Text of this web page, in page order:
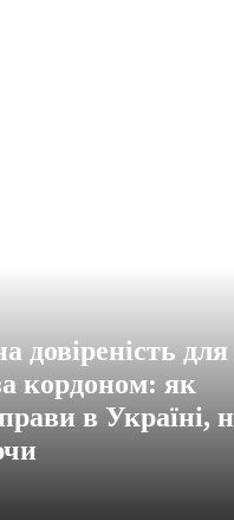
довіреність для
кордоном: як
в Україні,